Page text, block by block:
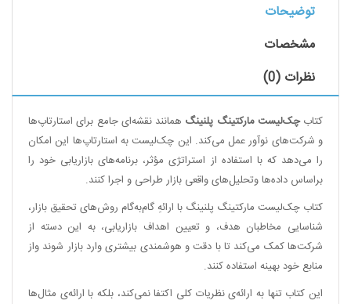
توضیحات
مشخصات
نظرات (0)
کتابچک‌لیست مارکتینگ پلنینگ همانند نقشه‌ای جامع برای استارتاپ‌ها
و شرکت‌های نوآور عمل می‌کند. این چک‌لیست به استارتاپ‌ها این امکان
را می‌دهد که با استفاده از استراتژی مؤثر، برنامه‌های بازاریابی خود را
براساس داده‌ها وتحلیل‌های واقعی بازار طراحی و اجرا کنند.
کتاب چک‌لیست مارکتینگ پلنینگ با ارائهِ گام‌به‌گام روش‌های تحقیق‌ بازار،
شناسایی مخاطبان هدف‌‌، و تعیین اهداف بازاریابی،‌ به این دسته از
شرکت‌ها کمک می‌کند تا با دقت و هوشمندی بیشتری وارد بازار شوند واز
منابع خود بهینه استفاده کنند.
این کتاب تنها به ارائه‌‌ی نظریات کلی اکتفا نمی‌کند،‌ بلکه با ارائه‌ی مثال‌ها